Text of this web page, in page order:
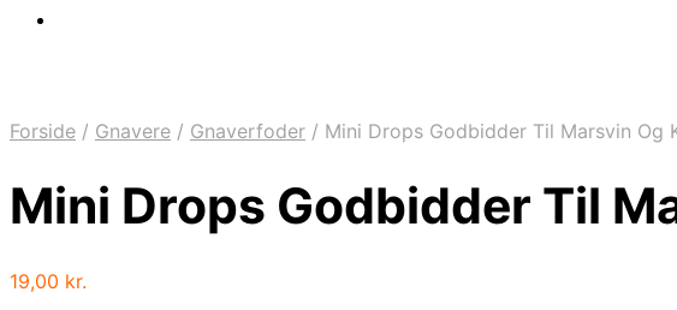
Forside / Gnavere / Gnaverfoder / Mini Drops Godbidder Til Marsvin Og
Mini Drops Godbidder Til
19,00 kr.